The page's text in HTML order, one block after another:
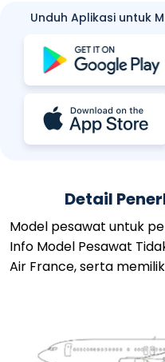
Unduh Aplikasi untuk
Detail
Model pesawat untuk
Info Model Pesawat
Air France, serta